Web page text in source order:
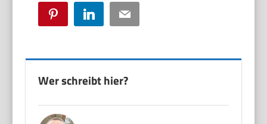
Pinterest LinkedIn Email
Wer schreibt hier?